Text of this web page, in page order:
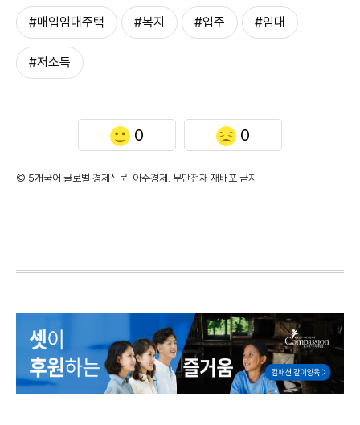
#매입임대주택 #복지 #입주 #임대
#저소득
0 0
©'5개국어 글로벌 경제신문' 아주경제. 무단전재·재배포 금지